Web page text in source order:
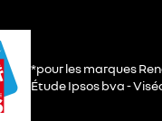
*pour les marques
Étude Ipsos bva -